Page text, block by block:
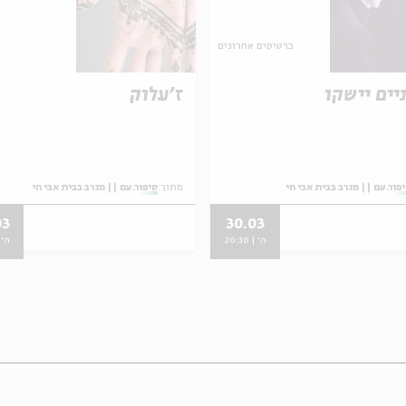
כרטיסים אחרונים
יישקו
|| מגרב בבית אבי חי
30.03
ה' | 20:30
ז'עלוק
מתוך:סיפור.עם || מגרב בבית אבי חי
ה' |